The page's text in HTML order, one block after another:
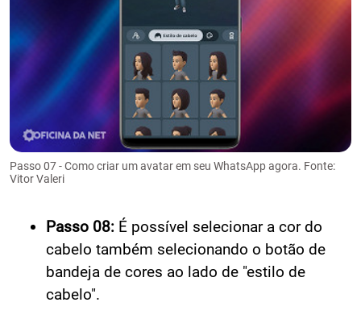
Passo 07 - Como criar um avatar em seu WhatsApp agora. Fonte:
Vitor Valeri
Passo 08: É possível selecionar a cor do
cabelo também selecionando o botão de
bandeja de cores ao lado de "estilo de
cabelo".